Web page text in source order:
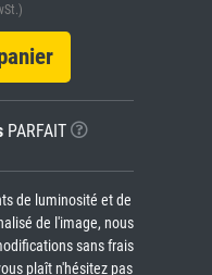
PARFAIT
de luminosité et de
de l'image, nous
sans frais
plaît n'hésitez pas